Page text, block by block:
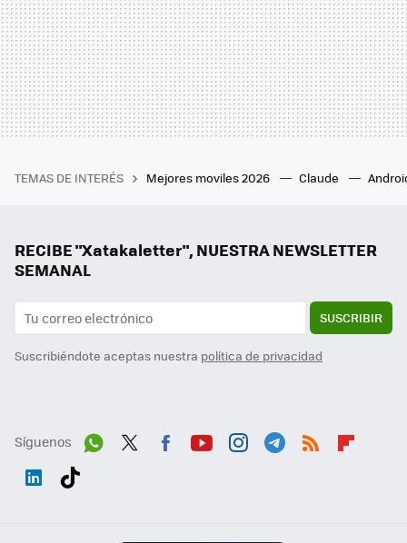
TEMAS DE INTERÉS Mejores moviles 2026 Claude
RECIBE "Xatakaletter", NUESTRA NEWSLETTER
SEMANAL
SUSCRIBIR
Suscribiéndote aceptas nuestra política de privacidad
Síguenos